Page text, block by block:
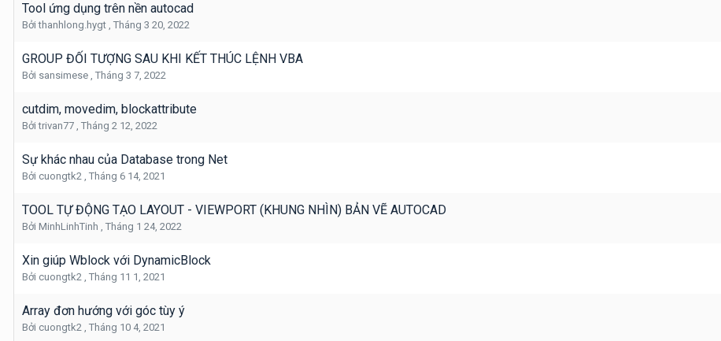
Tool ứng dụng trên nền autocad
Bởithanhlong.hygt , Tháng 3 20, 2022
GROUP ĐỐI TƯỢNG SAU KHI KẾT THÚC LỆNH VBA
Bởi sansimese , Tháng 3 7, 2022
cutdim, movedim, blockattribute
Bởitrivan77 , Tháng 2 12, 2022
Sự khác nhau của Database trong Net
Bởi cuongtk2 , Tháng 6 14, 2021
TOOL TỰ ĐỘNG TẠO LAYOUT - VIEWPORT (KHUNG NHÌN) BẢN VẼ AUTOCAD
Bởi MinhLinhTinh , Tháng 1 24, 2022
Xin giúp Wblock với DynamicBlock
Bởi cuongtk2 , Tháng 11 1, 2021
Array đơn hướng với góc tùy ý
Bởi cuongtk2 , Tháng 10 4, 2021